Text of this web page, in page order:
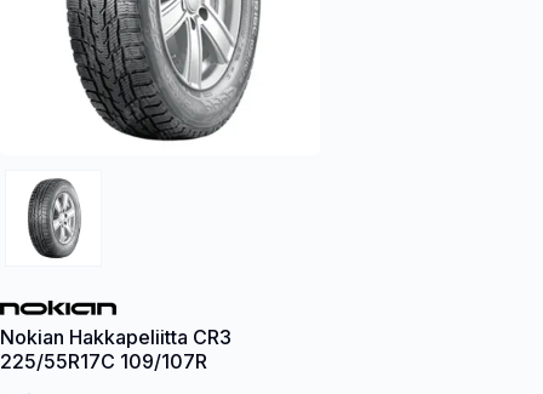
Nokian Hakkapeliitta CR3
225/55R17C 109/107R